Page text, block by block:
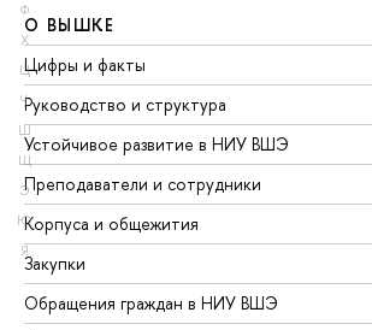
Ф
Х
Ц
Ч
Ш
Щ
Э
Ю
Я
О ВЫШКЕ
Цифры и факты
Руководство и структура
Устойчивое развитие в НИУ ВШЭ
Преподаватели и сотрудники
Корпуса и общежития
Закупки
Обращения граждан в НИУ ВШЭ